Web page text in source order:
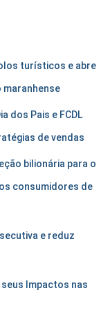
turísticos e abre
maranhense
dos Pais e FCDL
de vendas
bilionária para o
consumidores de
e reduz
Impactos nas